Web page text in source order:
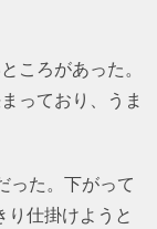
ころがあった。
っており、うま
った。下がって
り仕掛けようと